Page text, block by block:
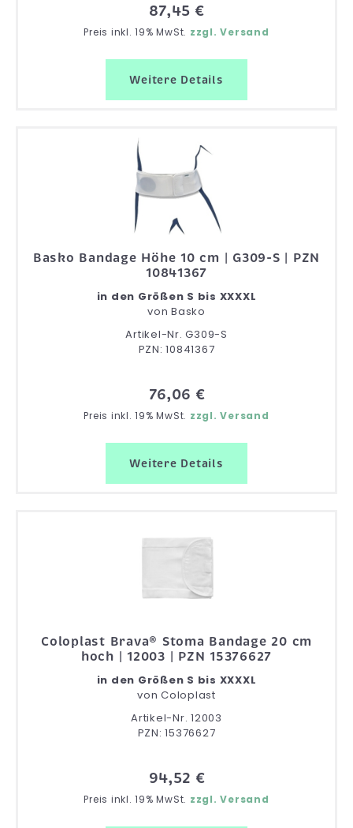
87,45 €
Preis inkl. 19% MwSt. zzgl. Versand
Weitere Details
Basko Bandage Höhe 10 cm | G309-S | PZN
10841367
in den Größen S bis XXXXL
vonBasko
Artikel-Nr. G309-S
PZN: 10841367
76,06 €
Preis inkl. 19% MwSt. zzgl. Versand
Weitere Details
Coloplast Brava® Stoma Bandage 20 cm
hoch | 12003 | PZN 15376627
in den Größen S bis XXXXL
vonColoplast
Artikel-Nr. 12003
PZN: 15376627
94,52 €
Preis inkl. 19% MwSt. zzgl. Versand